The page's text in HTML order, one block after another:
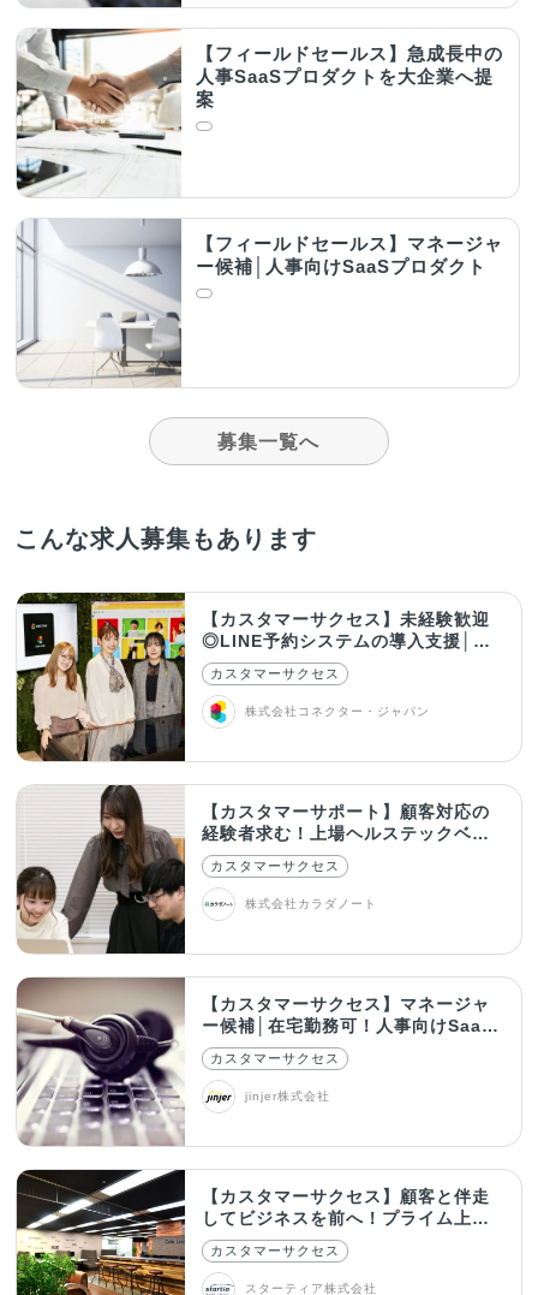
【フィールドセールス】急成長中の
人事SaaSプロダクトを大企業へ提
案
【フィールドセールス】マネージャ
ー候補│人事向けSaaSプロダクト
募集一覧へ
こんな求人募集もあります
【カスタマーサクセス】未経験歓迎
◎LINE予約システムの導入支援│在
宅OK！
カスタマーサクセス
株式会社コネクター・ジャパン
【カスタマーサポート】顧客対応の
経験者求む！上場ヘルステックベン
チャー
カスタマーサクセス
株式会社カラダノート
【カスタマーサクセス】マネージャ
ー候補│在宅勤務可！人事向けSaaS
の活用支援
カスタマーサクセス
jinjer株式会社
【カスタマーサクセス】顧客と伴走
してビジネスを前へ！プライム上場
グループで活躍
カスタマーサクセス
スターティア株式会社